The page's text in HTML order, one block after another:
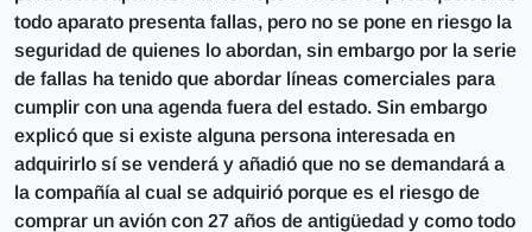
todo aparato presenta fallas, pero no se pone en riesgo la
seguridad de quienes lo abordan, sin embargo por la serie
de fallas ha tenido que abordar líneas comerciales para
cumplir con una agenda fuera del estado. Sin embargo
explicó que si existe alguna persona interesada en
adquirirlo sí se venderá y añadió que no se demandará a
la compañía al cual se adquirió porque es el riesgo de
comprar un avión con 27 años de antigüedad y como todo